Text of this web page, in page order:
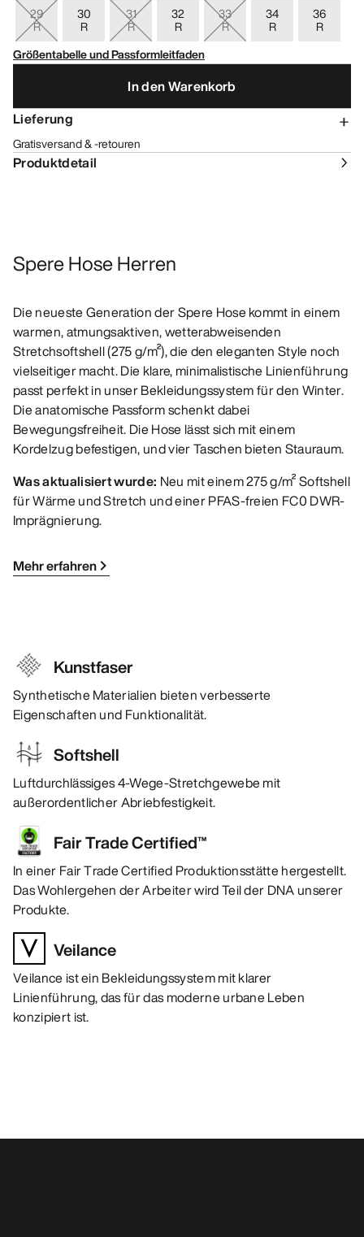
29
R
30
R
31
R
32
R
33
R
34
R
36
R
Größentabelle und Passformleitfaden
In den Warenkorb
Lieferung
Gratisversand & -retouren
Produktdetail
Spere Hose Herren
Die neueste Generation der Spere Hose kommt in einem
warmen, atmungsaktiven, wetterabweisenden
Stretchsoftshell (275 g/m²), die den eleganten Style noch
vielseitiger macht. Die klare, minimalistische Linienführung
passt perfekt in unser Bekleidungssystem für den Winter.
Die anatomische Passform schenkt dabei
Bewegungsfreiheit. Die Hose lässt sich mit einem
Kordelzug befestigen, und vier Taschen bieten Stauraum.
Was aktualisiert wurde: Neu mit einem 275 g/m² Softshell
für Wärme und Stretch und einer PFAS-freien FC0 DWR-
Imprägnierung.
Mehr erfahren
Kunstfaser
Synthetische Materialien bieten verbesserte
Eigenschaften und Funktionalität.
Softshell
Luftdurchlässiges 4-Wege-Stretchgewebe mit
außerordentlicher Abriebfestigkeit.
Fair Trade Certified™
In einer Fair Trade Certified Produktionsstätte hergestellt.
Das Wohlergehen der Arbeiter wird Teil der DNA unserer
Produkte.
Veilance
Veilance ist ein Bekleidungssystem mit klarer
Linienführung, das für das moderne urbane Leben
konzipiert ist.